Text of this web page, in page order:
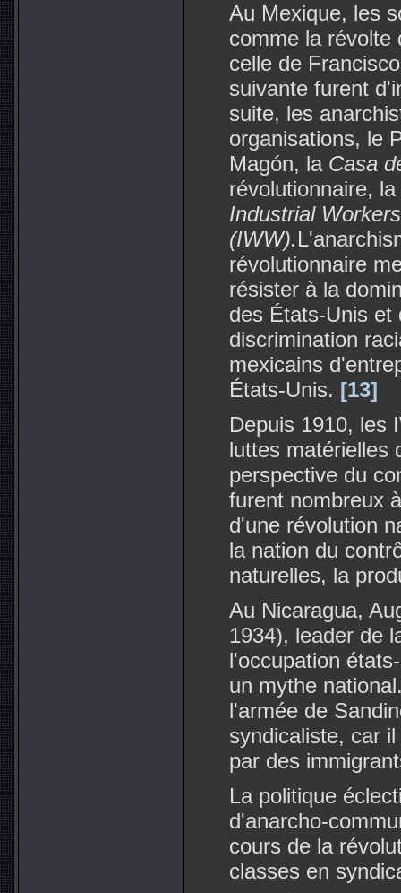
Au Mexique, les
comme la révolte
celle de
suivante furent
suite, les
organisations, le
Magón, la Casa
révolutionnaire,
Industrial
(IWW).
révolutionnaire
résister à la
des États-Unis et
discrimination
mexicains
États-Unis. [13]
Depuis 1910, les
luttes matérielles
perspective du
furent nombreux
d'une révolution
la nation du
naturelles, la
Au Nicaragua,
1934), leader de
l'occupation
un mythe
l'armée de
syndicaliste, car
par des
La politique
d'anarcho-
cours de la
classes en